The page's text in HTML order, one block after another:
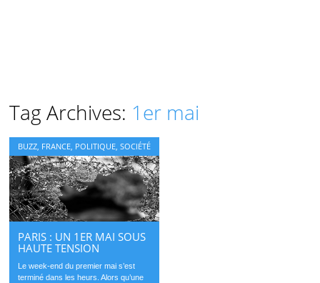
Tag Archives: 1er mai
BUZZ FRANCE POLITIQUE ,SOCIÉTÉ
PARIS : UN 1ER MAI SOUS
HAUTE TENSION
Le week-end du premier mai s’est
terminé dans les heurs. Alors qu’une